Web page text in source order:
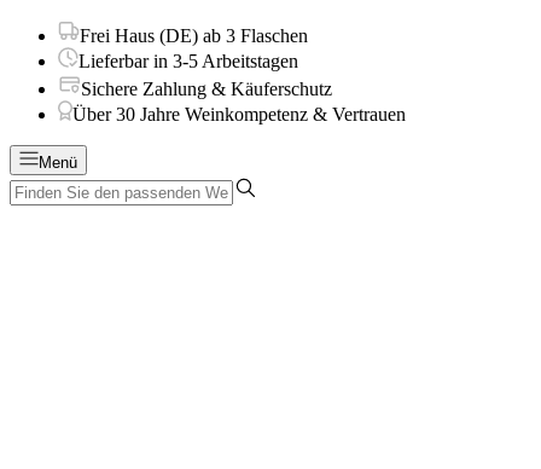
Frei Haus (DE) ab 3 Flaschen
Lieferbar in 3-5 Arbeitstagen
Sichere Zahlung & Käuferschutz
Über 30 Jahre Weinkompetenz & Vertrauen
Menü